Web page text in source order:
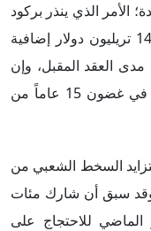
الأمر الذي ينذر بركود
محتمل. وتتوقع موازنة "بايدن" إضافة 14.5 تريليون دولار إضافية
مدى العقد المقبل، وإن
توقع البيت الأبيض تسديد الخطة بالكامل في غضون 15 عاماً من
السخط الشعبي من
وقد سبق أن شارك مئات
للاحتجاج على